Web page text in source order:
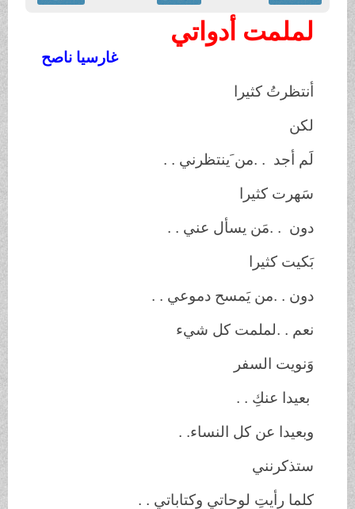
لملمت أدواتي
غارسيا ناصح
أنتظرتُ كثيرا
لكن
لَم أجد . . من َينتظرني . .
سَهرت كثيرا
دون . . مَن يسأل عني . .
بَكيت كثيرا
دون . . من يَمسح دموعي . .
نعم . . لملمت كل شيء
وَنويت السفر
بعيدا عنكِ . .
وبعيدا عن كل النساء. .
ستذكرنني
كلما رأيتِ لوحاتي وكتاباتي . .